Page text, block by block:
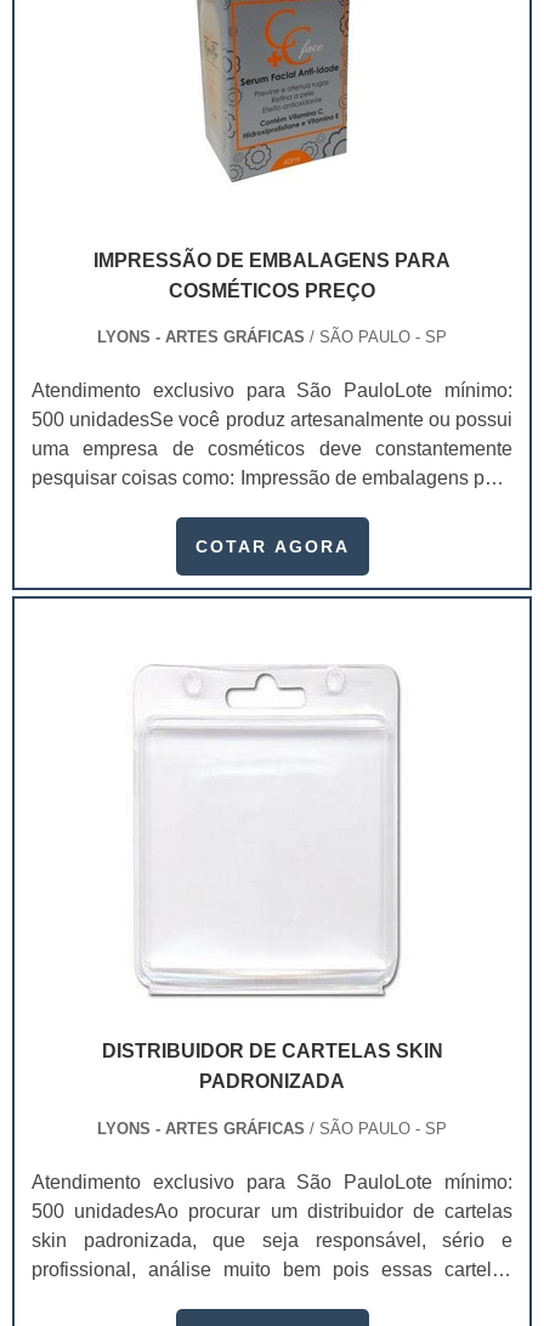
IMPRESSÃO DE EMBALAGENS PARA
COSMÉTICOS PREÇO
LYONS - ARTES GRÁFICAS / SÃO PAULO - SP
Atendimento exclusivo para São PauloLote mínimo:
500 unidadesSe você produz artesanalmente ou possui
uma empresa de cosméticos deve constantemente
pesquisar coisas como: Impressão de embalagens para
um investimento necessário para quem está no
extremamente competitivo, assim, as embalagens
COTAR AGORA
DISTRIBUIDOR DE CARTELAS SKIN
PADRONIZADA
LYONS - ARTES GRÁFICAS / SÃO PAULO - SP
Atendimento exclusivo para São PauloLote mínimo:
500 unidadesAo procurar um distribuidor de cartelas
skin padronizada, que seja responsável, sério e
profissional, análise muito bem pois essas cartelas